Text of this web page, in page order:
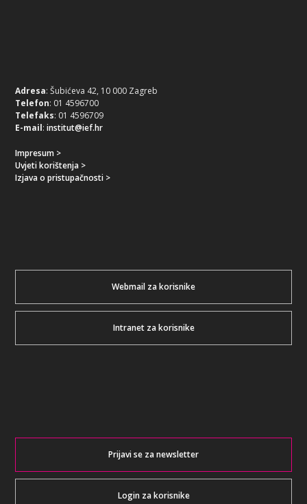
Adresa: Šubićeva 42, 10 000 Zagreb
Telefon: 01 4596700
Telefaks: 01 4596709
E-mail:institut@ief.hr
Impresum >
Uvjeti korištenja >
Izjava o pristupačnosti >
Webmail za korisnike
Intranet za korisnike
Prijavi se za newsletter
Login za korisnike